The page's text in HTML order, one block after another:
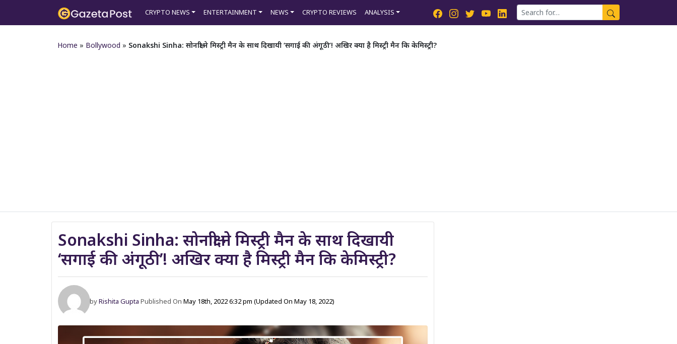
CRYPTO NEWS ENTERTAINMENT NEWS CRYPTO REVIEWS ANALYSIS
Home » Bollywood » Sonakshi Sinha: सोनाक्षी ने मिस्ट्री मैन के साथ दिखायी ‘सगाई की अंगूठी’! अखिर क्या है मिस्ट्री मैन कि केमिस्ट्री?
Sonakshi Sinha: सोनाक्षी ने मिस्ट्री मैन के साथ दिखायी
‘सगाई की अंगूठी’! अखिर क्या है मिस्ट्री मैन कि केमिस्ट्री?
byRishita Gupta Published OnMay 18th, 2022 6:32 pm(Updated On May 18, 2022)